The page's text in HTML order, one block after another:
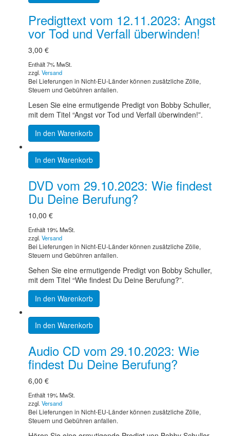
Predigttext vom 12.11.2023: Angst
vor Tod und Verfall überwinden!
3,00 €
Enthält 7% MwSt.
zzgl.Versand
Bei Lieferungen in Nicht-EU-Länder können zusätzliche Zölle,
Steuern und Gebühren anfallen.
Lesen Sie eine ermutigende Predigt von Bobby Schuller,
mit dem Titel “Angst vor Tod und Verfall überwinden!”.
In den Warenkorb
In den Warenkorb
DVD vom 29.10.2023: Wie findest
Du Deine Berufung?
10,00 €
Enthält 19% MwSt.
zzgl.Versand
Bei Lieferungen in Nicht-EU-Länder können zusätzliche Zölle,
Steuern und Gebühren anfallen.
Sehen Sie eine ermutigende Predigt von Bobby Schuller,
mit dem Titel “Wie findest Du Deine Berufung?”.
In den Warenkorb
In den Warenkorb
Audio CD vom 29.10.2023: Wie
findest Du Deine Berufung?
6,00 €
Enthält 19% MwSt.
zzgl.Versand
Bei Lieferungen in Nicht-EU-Länder können zusätzliche Zölle,
Steuern und Gebühren anfallen.